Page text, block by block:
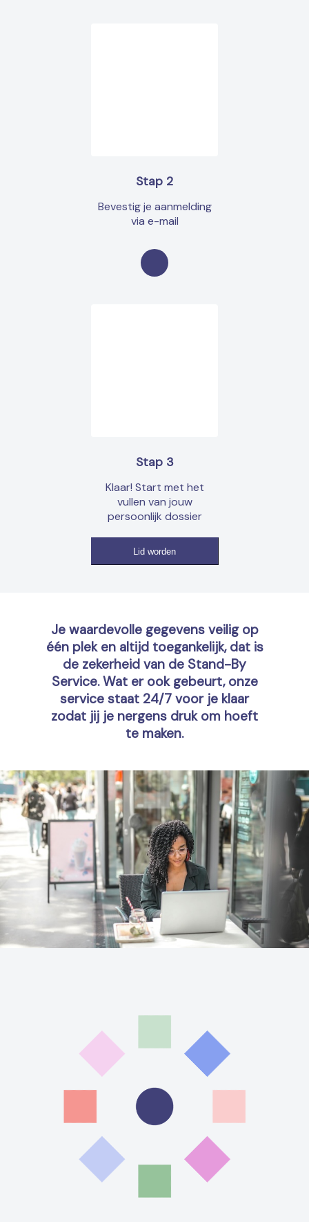
Stap 2
Bevestig je aanmelding
via e-mail
Stap 3
Klaar! Start met het
vullen van jouw
persoonlijk dossier
Lid worden
Je waardevolle gegevens veilig op
één plek en altijd toegankelijk, dat is
de zekerheid van de Stand-By
Service. Wat er ook gebeurt, onze
service staat 24/7 voor je klaar
zodat jij je nergens druk om hoeft
te maken.